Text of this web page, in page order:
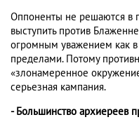
Оппоненты не решаются в
выступить против
огромным уважением как в
пределами. Потому
«злонамеренное
серьезная кампания.
- Большинство архиереев